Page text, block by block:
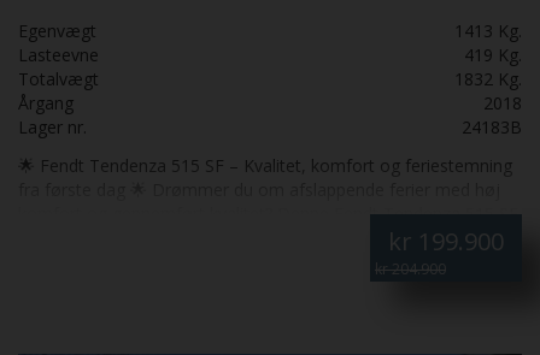
Egenvægt
1413 Kg.
Lasteevne
419 Kg.
Totalvægt
1832 Kg.
Årgang
2018
Lager nr.
24183B
🌟 Fendt Tendenza 515 SF – Kvalitet, komfort og feriestemning
komfort og gennemført kvalitet? Denne Fendt Tendenza 515 SF
fra 2018 er et oplagt valg for dig, der ønsker en campingvogn i
solid tysk kvalitet med en indretning, der indbyder til hygge,
samvær og ro. Vognen fremstår meget pæn og velholdt, og her
kr 199.900
kr 204.900